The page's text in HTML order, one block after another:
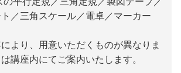
／三角スケール／電卓／マーカー
より、用意いただくものが異なりま
講座内にてご案内いたします。